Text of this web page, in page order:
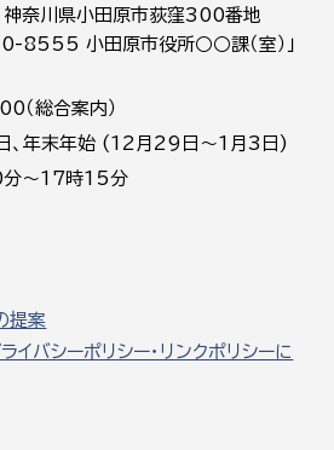
奈川県小田原市荻窪300番地
8555 小田原市役所○○課（室）」
総合案内）
、年末年始 (12月29日～1月3日)
～17時15分
提案
イバシーポリシー・リンクポリシーに